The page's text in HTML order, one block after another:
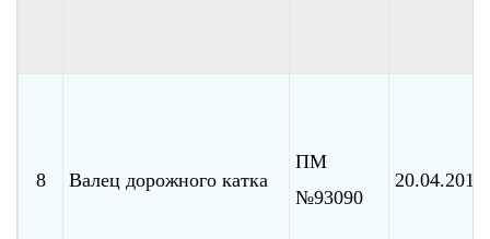
8 Валец дорожного катка
ПМ
№93090
20.04.2010